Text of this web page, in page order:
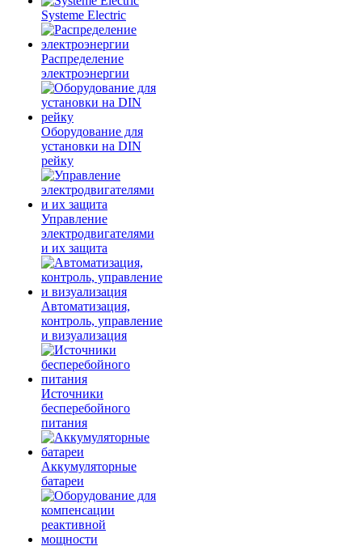
Systeme Electric
Распределение
электроэнергии
Оборудование для
установки на DIN
рейку
Управление
электродвигателями
и их защита
Автоматизация,
контроль, управление
и визуализация
Источники
бесперебойного
питания
Аккумуляторные
батареи